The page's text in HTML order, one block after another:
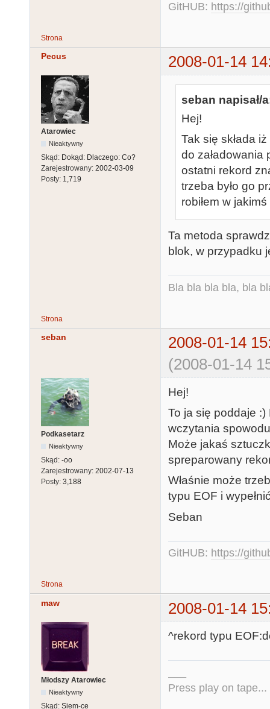
GitHUB: https://
Strona
Pecus 2008-01-14
Atarowiec
Nieaktywny
Skąd: Dokąd: Dlaczego: Co?
Zarejestrowany: 2002-03-09
Posty: 1,719
seban napisał/
Hej!
Tak się składa
do
ostatni rekord
trzeba było go
robiłem w
Ta metoda
blok, w przypadku
Bla bla bla bla, bla
Strona
seban
2008-01-14
(2008-01-14
Podkasetarz
Nieaktywny
Skąd: -oo
Zarejestrowany: 2002-07-13
Posty: 3,188
Hej!
To ja się poddaje
wczytania
Może jakaś
spreparowany
Właśnie może
typu EOF i
Seban
GitHUB: https://
Strona
maw 2008-01-14
Młodszy Atarowiec
Nieaktywny
Skąd: Siem-ce
^rekord typu
Press play on tape...